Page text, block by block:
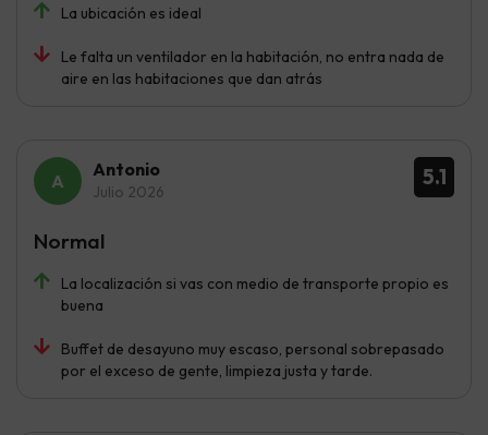
La ubicación es ideal
Le falta un ventilador en la habitación, no entra nada de
aire en las habitaciones que dan atrás
5.1
Antonio
Julio 2026
La localización si vas con medio de transporte propio es
buena
Buffet de desayuno muy escaso, personal sobrepasado
por el exceso de gente, limpieza justa y tarde.
Normal